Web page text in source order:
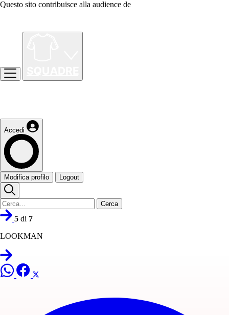
Questo sito contribuisce alla audience de
Accedi
Modifica profilo Logout
Cerca
5 di 7
LOOKMAN